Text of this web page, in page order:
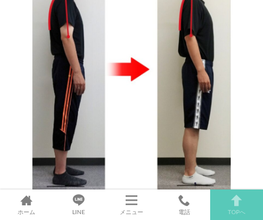
ホーム LINE メニュー 電話 TOPへ